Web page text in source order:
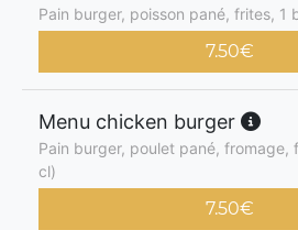
Pain burger, poisson pané, frites, 1
7.50€
Menu chicken burger
Pain burger, poulet pané, fromage,
cl)
7.50€